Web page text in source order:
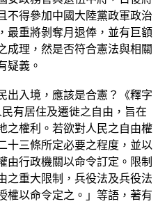
不得參加中國大陸黨政軍政治
最重將剝奪月退俸，並有巨額
成理，然是否符合憲法與相關
疑義。
出入境，應該是合憲？《釋字
有居住及遷徙之自由，旨在
之權利。若欲對人民之自由權
十三條所定必要之程度，並以
由行政機關以命令訂定。限制
之重大限制，兵役法及兵役法
權以命令定之。」等語，著有